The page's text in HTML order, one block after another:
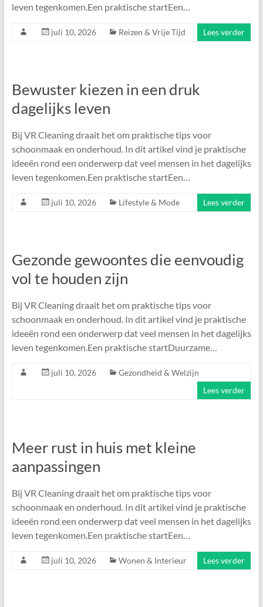
leven tegenkomen.Een praktische startEen…
juli 10, 2026 Reizen & Vrije Tijd Lees verder
Bewuster kiezen in een druk
dagelijks leven
Bij VR Cleaning draait het om praktische tips voor
schoonmaak en onderhoud. In dit artikel vind je praktische
ideeën rond een onderwerp dat veel mensen in het dagelijks
leven tegenkomen.Een praktische startEen…
juli 10, 2026 Lifestyle & Mode Lees verder
Gezonde gewoontes die eenvoudig
vol te houden zijn
Bij VR Cleaning draait het om praktische tips voor
schoonmaak en onderhoud. In dit artikel vind je praktische
ideeën rond een onderwerp dat veel mensen in het dagelijks
leven tegenkomen.Een praktische startDuurzame…
juli 10, 2026
Gezondheid & Welzijn
Lees verder
Meer rust in huis met kleine
aanpassingen
Bij VR Cleaning draait het om praktische tips voor
schoonmaak en onderhoud. In dit artikel vind je praktische
ideeën rond een onderwerp dat veel mensen in het dagelijks
leven tegenkomen.Een praktische startEen…
juli 10, 2026 Wonen & Interieur Lees verder